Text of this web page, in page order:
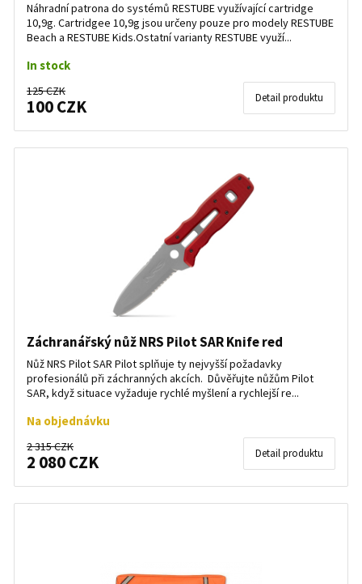
Náhradní patrona do systémů RESTUBE využívající cartridge
10,9g. Cartridgee 10,9g jsou určeny pouze pro modely RESTUBE
Beach a RESTUBE Kids.Ostatní varianty RESTUBE využí...
In stock
125 CZK
100 CZK Detail produktu
Záchranářský nůž NRS Pilot SAR Knife red
Nůž NRS Pilot SAR Pilot splňuje ty nejvyšší požadavky
profesionálů při záchranných akcích. Důvěřujte nůžům Pilot
SAR, když situace vyžaduje rychlé myšlení a rychlejší re...
Na objednávku
2 315 CZK
2 080 CZK Detail produktu